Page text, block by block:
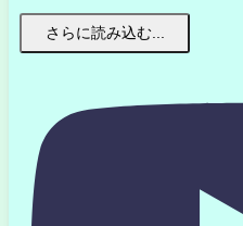
さらに読み込む...